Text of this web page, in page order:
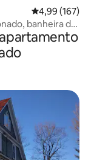
4,99 de uma
4,99 (167)
banheira de